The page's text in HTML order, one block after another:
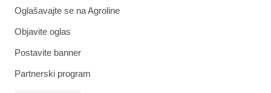
Oglašavajte se na Agroline
Objavite oglas
Postavite banner
Partnerski program